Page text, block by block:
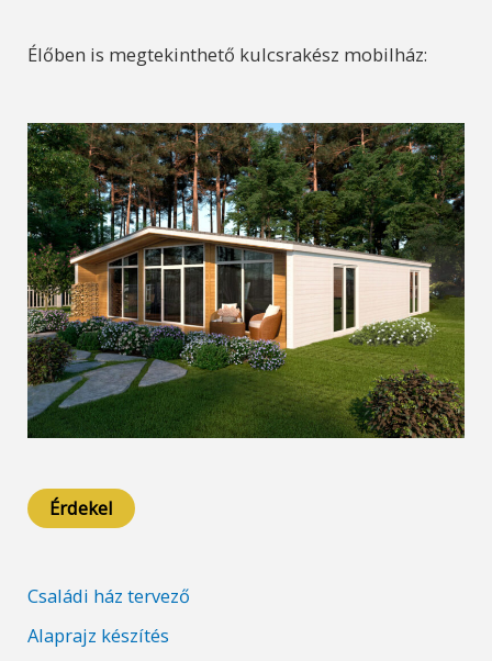
Élőben is megtekinthető kulcsrakész mobilház:
Érdekel
Családi ház tervező
Alaprajz készítés